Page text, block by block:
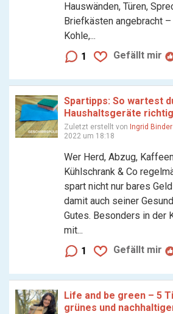
Hauswänden, Türen,
Briefkästen angebracht
Kohle,...
1
Gefällt mir
Spartipps: So wartest
Haushaltsgeräte
Zuletzt erstellt von Ingrid Binder
2022 um 18:18
Wer Herd, Abzug,
Kühlschrank & Co
spart nicht nur bares
damit auch seiner
Gutes. Besonders in der
mit...
1
Gefällt mir
Life and be green – 5
grünes und